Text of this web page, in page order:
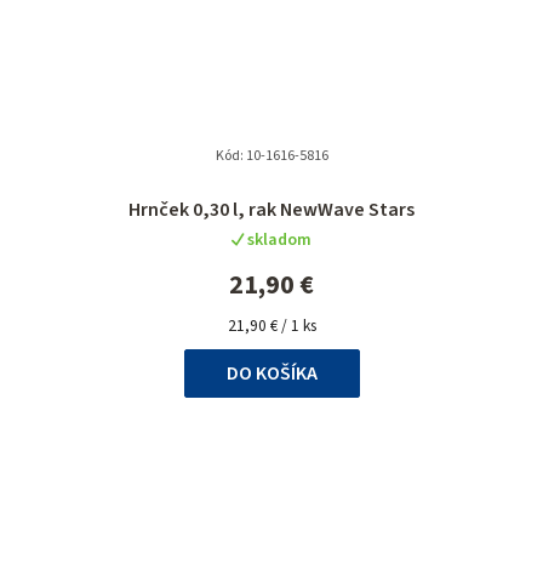
Hrnček 0,30 l, rak NewWave Stars
skladom
21,90 €
Jednotková
cena:
21,90 € / 1 ks
DO KOŠÍKA
Kód: 10-1616-5816